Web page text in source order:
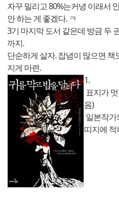
자꾸 밀리고 80%는커녕 이래서
안 하는 게 좋겠다. ㅋ
3기 마지막 도서 같은데 방금 두
까지.
단순하게 살자. 잡념이 많으면 책
지게 마련.
1.
표지가
음)
일본작가
띠지에 적